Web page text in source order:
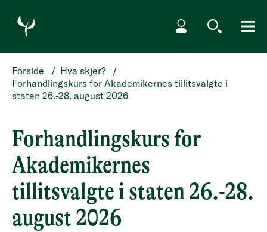
HOPP TIL HOVEDINNHOLD
Min side
Søk Meny
Forside / Hva skjer?
/
Forhandlingskurs for Akademikernes tillitsvalgte i
staten 26.-28. august 2026
Forhandlingskurs for
Akademikernes
tillitsvalgte i staten 26.-28.
august 2026